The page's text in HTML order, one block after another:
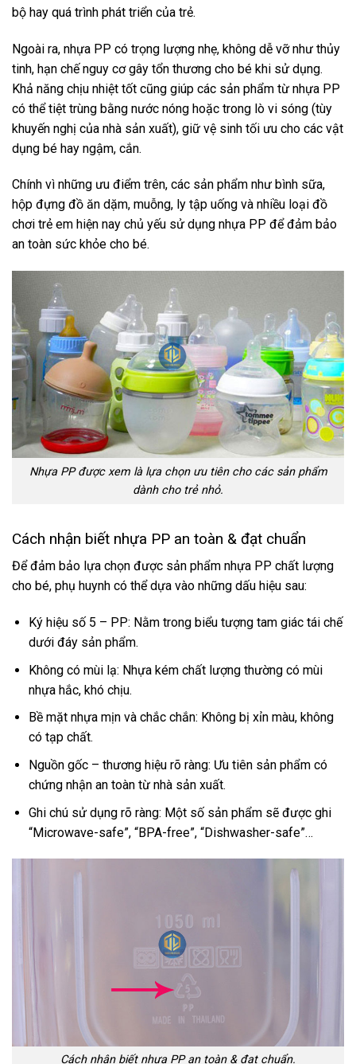
bộ hay quá trình phát triển của trẻ.
Ngoài ra, nhựa PP có trọng lượng nhẹ, không dễ vỡ như thủy
tinh, hạn chế nguy cơ gây tổn thương cho bé khi sử dụng.
Khả năng chịu nhiệt tốt cũng giúp các sản phẩm từ nhựa PP
có thể tiệt trùng bằng nước nóng hoặc trong lò vi sóng (tùy
khuyến nghị của nhà sản xuất), giữ vệ sinh tối ưu cho các vật
dụng bé hay ngậm, cắn.
Chính vì những ưu điểm trên, các sản phẩm như bình sữa,
hộp đựng đồ ăn dặm, muỗng, ly tập uống và nhiều loại đồ
chơi trẻ em hiện nay chủ yếu sử dụng nhựa PP để đảm bảo
an toàn sức khỏe cho bé.
Nhựa PP được xem là lựa chọn ưu tiên cho các sản phẩm
dành cho trẻ nhỏ.
Cách nhận biết nhựa PP an toàn & đạt chuẩn
Để đảm bảo lựa chọn được sản phẩm nhựa PP chất lượng
cho bé, phụ huynh có thể dựa vào những dấu hiệu sau:
Ký hiệu số 5 – PP: Nằm trong biểu tượng tam giác tái chế
dưới đáy sản phẩm.
Không có mùi lạ: Nhựa kém chất lượng thường có mùi
nhựa hắc, khó chịu.
Bề mặt nhựa mịn và chắc chắn: Không bị xỉn màu, không
có tạp chất.
Nguồn gốc – thương hiệu rõ ràng: Ưu tiên sản phẩm có
chứng nhận an toàn từ nhà sản xuất.
Ghi chú sử dụng rõ ràng: Một số sản phẩm sẽ được ghi
“Microwave-safe”, “BPA-free”, “Dishwasher-safe”…
Cách nhận biết nhựa PP an toàn & đạt chuẩn.